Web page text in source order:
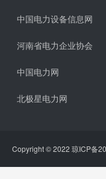
中国电力设备信息网
河南省电力企业协会
中国电力网
北极星电力网
Copyright © 2022 琼ICP备